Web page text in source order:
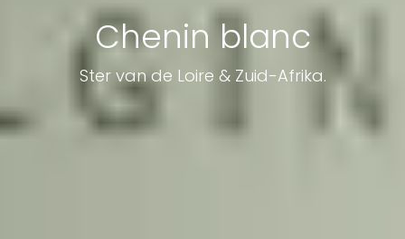
Chenin blanc
Ster van de Loire & Zuid-Afrika.